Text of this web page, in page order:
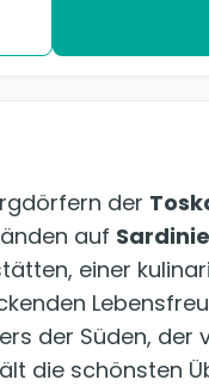
der
auf
einer
der Süden,
die schönsten